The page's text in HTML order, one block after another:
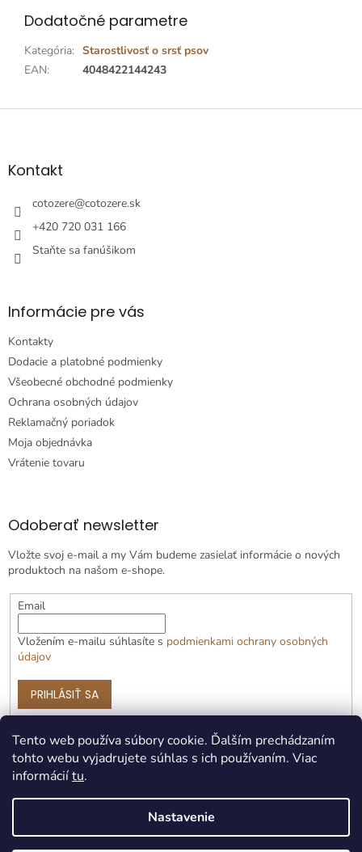
Tento web používa súbory cookie. Ďalším prechádzaním
tohto webu vyjadrujete súhlas s ich používaním. Viac
informáciítu.
Nastavenie
Dodatočné parametre
Kategória: Starostlivosť o srsť psov
EAN: 4048422144243
Z
äKontakt
cotozere@cotozere.sk
+420 720 031 166
Staňte sa fanúšikom
Informácie pre vás
Kontakty
Dodacie a platobné podmienky
Všeobecné obchodné podmienky
Ochrana osobných údajov
Reklamačný poriadok
Moja objednávka
Vrátenie tovaru
Odoberať newsletter
Vložte svoj e-mail a my Vám budeme zasielať informácie o nových
produktoch na našom e-shope.
Email
Vložením e-mailu súhlasíte s podmienkami ochrany osobných
údajov
PRIHLÁSIŤ SA
Vytvoril Shoptet Premium